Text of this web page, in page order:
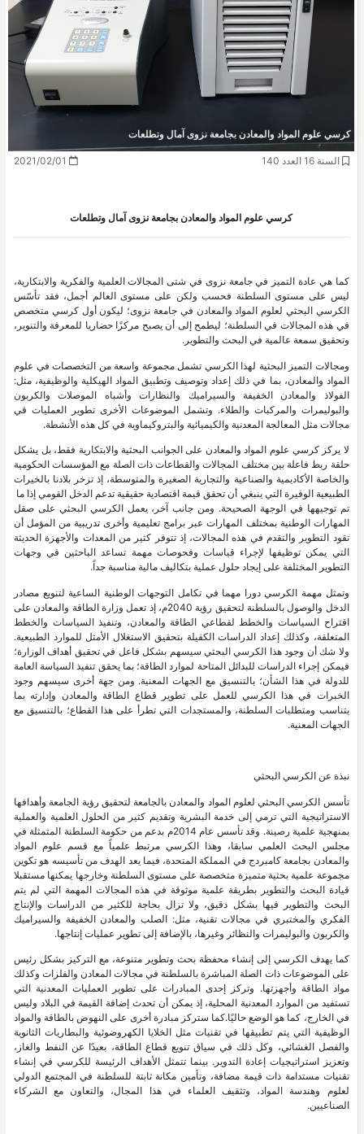
كرسي علوم المواد والمعادن بجامعة نزوى آمال وتطلعات
السنة 16 العدد 140
كرسي علوم المواد والمعادن بجامعة نزوى آمال وتطلعات
كما هي عادة التميز في جامعة نزوى في شتى المجالات العلمية والفكرية والابتكارية،
ليس على مستوى السلطنة فحسب ولكن على مستوى العالم أجمل، فقد تأسّس
الكرسي البحثي لعلوم المواد والمعادن في جامعة نزوى؛ ليكون أول كرسي متخصص
في هذه المجالات في السلطنة؛ ليطمح إلى أن يصبح مركزًا حضاريا للمعرفة والتنوير،
وتحقيق سمعة عالمية في البحث والتطوير.
ومجالات التميز البحثية لهذا الكرسي تشمل مجموعة واسعة من التخصصات في علوم
المواد والمعادن، بما في ذلك إعداد وتوصيف وتطبيق المواد الهيكلية والوظيفية، مثل:
الفولاذ والمعادن الخفيفة والسيراميك والنظارات وأشباه الموصلات والكربون
والبوليمرات والمركبات والطلاء. وتشمل الموضوعات الأخرى تطوير العمليات في
مجالات مثل المعالجة المعدنية والكيميائية والبتروكيماوية في كل هذه الأنشطة.
لا يركز كرسي علوم المواد والمعادن على الجوانب البحثية والابتكارية فقط، بل يشكل
حلقة ربط فاعلة بين مختلف المجالات والقطاعات ذات الصلة مع المؤسسات الحكومية
والخاصة الأكاديمية والصناعية والتجارية الصغيرة والمتوسطة، إذ تزخر بلادنا بالخيرات
الطبيعية الوفيرة التي ينبغي أن تحقق قيمة اقتصادية حقيقية تدعم الدخل القومي إذا ما
تم توجيهها في الوجهة الصحيحة. ومن جانب آخر، يعمل الكرسي البحثي على صقل
المهارات الوطنية بمختلف المهارات عبر برامج تعليمية وأخرى تدريبية من المؤمل أن
تقود التطوير والتقدم في هذه المجالات، إذ تتوفر كثير من المعدات والأجهزة الحديثة
التي يمكن توظيفها لإجراء قياسات وفحوصات مهمة تساعد الباحثين في وجهات
التطوير المختلفة على إيجاد حلول عملية بتكاليف مالية مناسبة جداً.
وتمثل مهمة الكرسي دورا مهما في تكامل التوجهات الوطنية الساعية لتنويع مصادر
الدخل والوصول بالسلطنة لتحقيق رؤية 2040م، إذ تعمل وزارة الطاقة والمعادن على
اقتراح السياسات والخطط لقطاعي الطاقة والمعادن، وتنفيذ السياسات والخطط
المتعلقة، وكذلك إعداد الدراسات الكفيلة بتحقيق الاستغلال الأمثل للموارد الطبيعية.
ولا شك أن وجود هذا الكرسي البحثي سيسهم بشكل فاعل في تحقيق أهداف الوزارة؛
فيمكن إجراء الدراسات للبدائل المتاحة لموارد الطاقة؛ بما يحقق تنفيذ السياسة العامة
للدولة في هذا الشأن؛ بالتنسيق مع الجهات المعنية. ومن جهة أخرى سيسهم وجود
الخبرات في هذا الكرسي للعمل على تطوير قطاع الطاقة والمعادن وإدارته بما
يتناسب ومتطلبات السلطنة، والمستجدات التي تطرأ على هذا القطاع؛ بالتنسيق مع
الجهات المعنية.
نبذة عن الكرسي البحثي
تأسس الكرسي البحثي لعلوم المواد والمعادن بالجامعة لتحقيق رؤية الجامعة وأهدافها
الاستراتيجية التي ترمي إلى خدمة البشرية وتقديم كثير من الحلول العلمية والعملية
بمنهجية علمية رصينة. وقد تأسس عام 2014م بدعم من حكومة السلطنة المتمثلة في
مجلس البحث العلمي سابقا، وهذا الكرسي مرتبط علمياً مع قسم علوم المواد
والمعادن بجامعة كامبردج في المملكة المتحدة، فيما يعد الهدف من تأسيسه هو تكوين
مجموعة علمية بحثية متميزة متخصصة على مستوى السلطنة وخارجها يمكنها مستقبلا
قيادة البحث والتطوير بطريقة علمية موثوقة في هذه المجالات المهمة التي لم يتم
البحث والتطوير فيها بشكل دقيق، ولا تزال بحاجة للكثير من الدراسات والإنتاج
الفكري والمختبري في مجالات تقنية، مثل: الصلب والمعادن الخفيفة والسيراميك
والكربون والبوليمرات والنظائر وغيرها، بالإضافة إلى تطوير عمليات إنتاجها.
كما يهدف الكرسي إلى إنشاء محفظة بحث وتطوير متنوعة، مع التركيز بشكل رئيس
على الموضوعات ذات الصلة المباشرة بالسلطنة في مجالات المعادن والفلزات وكذلك
مواد الطاقة وأجهزتها. وتركز إحدى المبادرات على تطوير العمليات المعدنية التي
تستفيد من الموارد المعدنية المحلية، إذ يمكن أن تحدث إضافة القيمة في البلاد وليس
في الخارج، كما هو الوضع حاليًا.كما ستركز مبادرة أخرى على النهوض بالطاقة والمواد
الوظيفية التي يتم تطبيقها في تقنيات مثل الخلايا الكهروضوئية والبطاريات الثانوية
والفصل الغشائي، وكل ذلك في سياق تنويع قطاع الطاقة، بعيدًا عن النفط والغاز،
وتعزيز استراتيجيات إعادة التدوير. بينما تتمثل الأهداف الرئيسة للكرسي في إنشاء
تقنيات مستدامة ذات قيمة مضافة، وتأمين مكانة ثابتة للسلطنة في المجتمع الدولي
لعلوم وهندسة المواد، وتثقيف العلماء في هذا المجال، والتعاون مع الشركاء
الصناعيين.